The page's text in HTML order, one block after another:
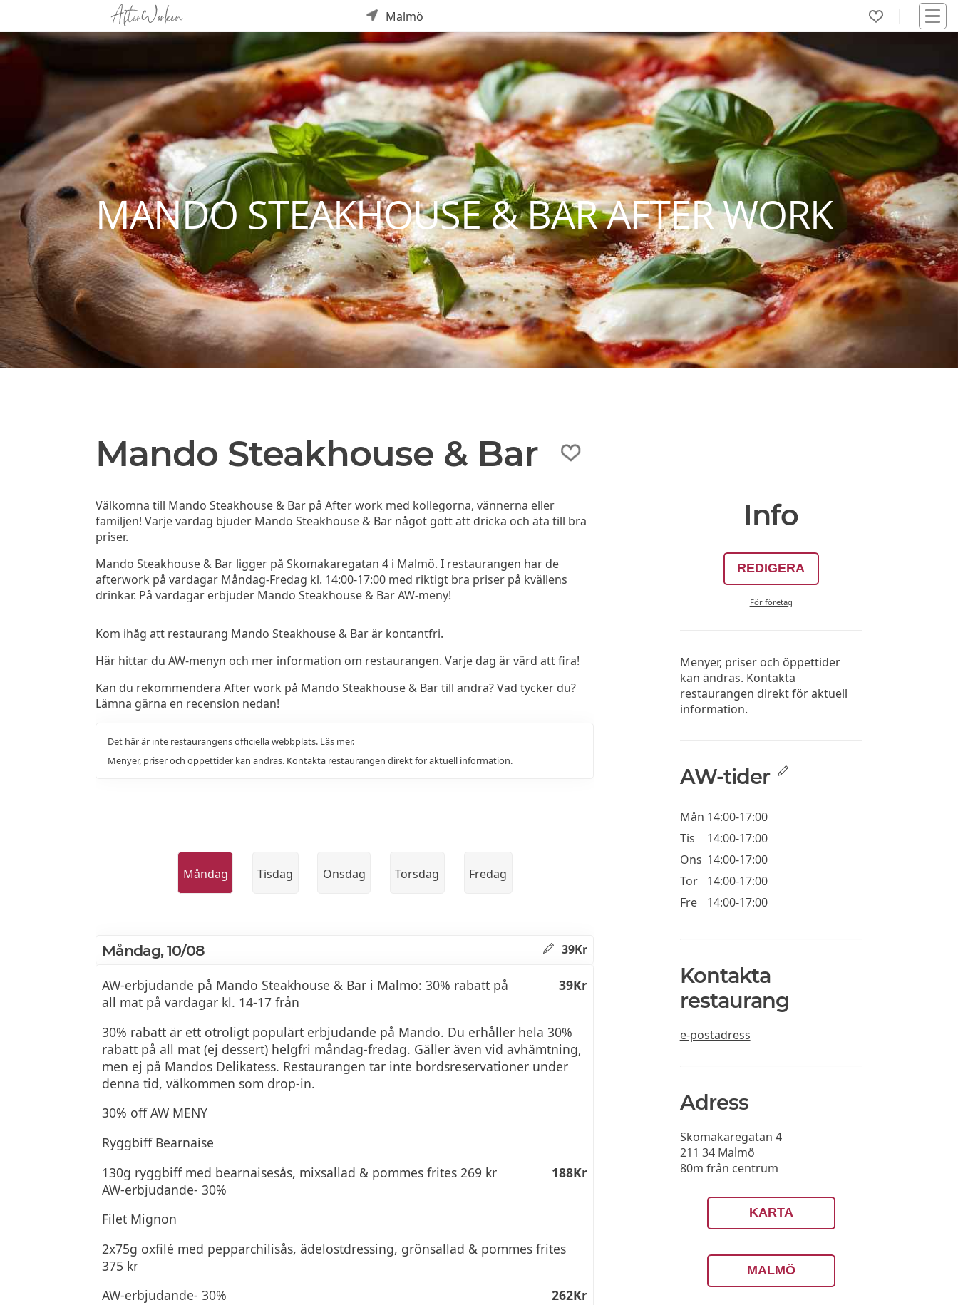
Malmö
MANDO STEAKHOUSE & BAR AFTER WORK
Mando Steakhouse & Bar
Välkomna till Mando Steakhouse & Bar på After work med kollegorna, vännerna eller
familjen! Varje vardag bjuder Mando Steakhouse & Bar något gott att dricka och äta till bra
priser.
Mando Steakhouse & Bar ligger på Skomakaregatan 4 i Malmö. I restaurangen har de
afterwork på vardagar Måndag-Fredag kl. 14:00-17:00 med riktigt bra priser på kvällens
drinkar. På vardagar erbjuder Mando Steakhouse & Bar AW-meny!
Kom ihåg att restaurang Mando Steakhouse & Bar är kontantfri.
Här hittar du AW-menyn och mer information om restaurangen. Varje dag är värd att fira!
Kan du rekommendera After work på Mando Steakhouse & Bar till andra? Vad tycker du?
Lämna gärna en recension nedan!
Det här är inte restaurangens officiella webbplats. Läs mer.
Menyer, priser och öppettider kan ändras. Kontakta restaurangen direkt för aktuell information.
Måndag Tisdag Onsdag Torsdag Fredag
Måndag, 10/08 39Kr
AW-erbjudande på Mando Steakhouse & Bar i Malmö: 30% rabatt på
all mat på vardagar kl. 14-17 från
39Kr
30% rabatt är ett otroligt populärt erbjudande på Mando. Du erhåller hela 30%
rabatt på all mat (ej dessert) helgfri måndag-fredag. Gäller även vid avhämtning,
men ej på Mandos Delikatess. Restaurangen tar inte bordsreservationer under
denna tid, välkommen som drop-in.
30% off AW MENY
Ryggbiff Bearnaise
130g ryggbiff med bearnaisesås, mixsallad & pommes frites 269 kr
AW-erbjudande- 30%
188Kr
Filet Mignon
2x75g oxfilé med pepparchilisås, ädelostdressing, grönsallad & pommes frites
375 kr
AW-erbjudande- 30%
262Kr
Info
REDIGERA
För företag
Menyer, priser och öppettider
kan ändras. Kontakta
restaurangen direkt för aktuell
information.
AW-tider
Mån 14:00-17:00
Tis
14:00-17:00
Ons 14:00-17:00
Tor
14:00-17:00
Fre
14:00-17:00
Kontakta
restaurang
e-postadress
Adress
Skomakaregatan 4
211 34 Malmö
80m från centrum
KARTA
MALMÖ